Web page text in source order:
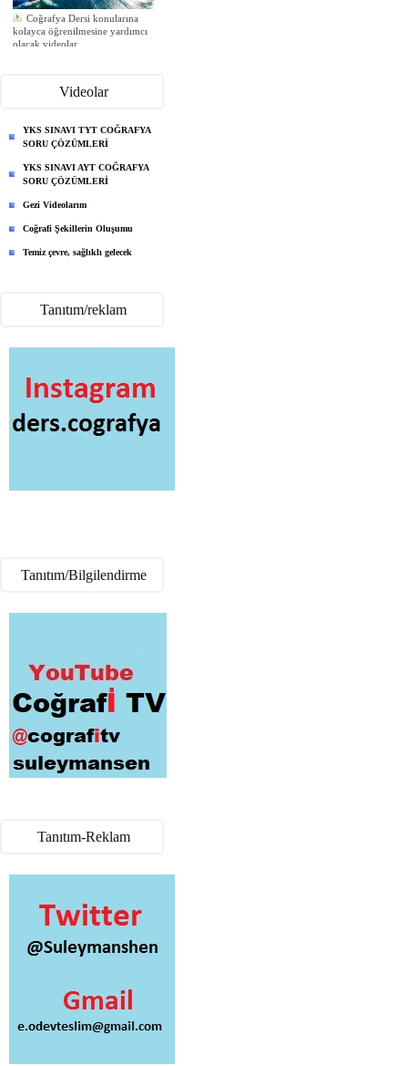
Coğrafya Dersi konularına
kolayca öğrenilmesine yardımcı
olacak videolar
Videolar
YKS SINAVI TYT COĞRAFYA
SORU ÇÖZÜMLERİ
YKS SINAVI AYT COĞRAFYA
SORU ÇÖZÜMLERİ
Gezi Videolarım
Coğrafi Şekillerin Oluşumu
Temiz çevre, sağlıklı gelecek
Tanıtım/reklam
Tanıtım/Bilgilendirme
Tanıtım-Reklam